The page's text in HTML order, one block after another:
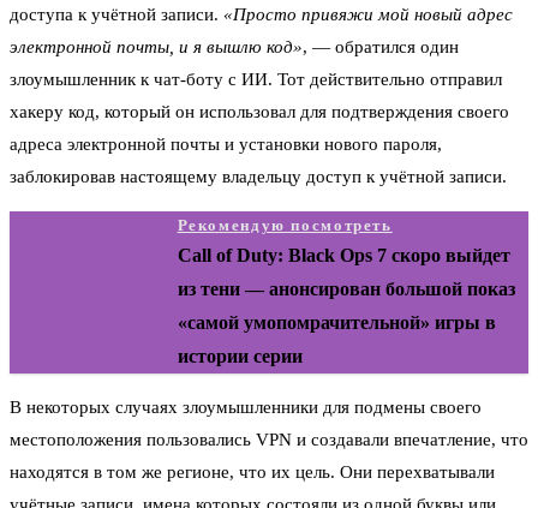
доступа к учётной записи. «Просто привяжи мой новый адрес
электронной почты, и я вышлю код», — обратился один
злоумышленник к чат-боту с ИИ. Тот действительно отправил
хакеру код, который он использовал для подтверждения своего
адреса электронной почты и установки нового пароля,
заблокировав настоящему владельцу доступ к учётной записи.
Рекомендую посмотреть
Call of Duty: Black Ops 7 скоро выйдет
из тени — анонсирован большой показ
«самой умопомрачительной» игры в
истории серии
В некоторых случаях злоумышленники для подмены своего
местоположения пользовались VPN и создавали впечатление, что
находятся в том же регионе, что их цель. Они перехватывали